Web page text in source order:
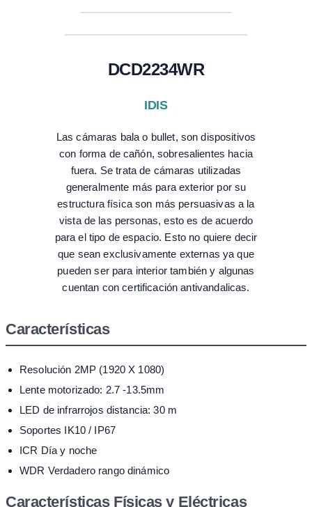
DCD2234WR
IDIS
Las cámaras bala o bullet, son dispositivos
con forma de cañón, sobresalientes hacia
fuera. Se trata de cámaras utilizadas
generalmente más para exterior por su
estructura física son más persuasivas a la
vista de las personas, esto es de acuerdo
para el tipo de espacio. Esto no quiere decir
que sean exclusivamente externas ya que
pueden ser para interior también y algunas
cuentan con certificación antivandalicas.
Características
Resolución 2MP (1920 X 1080)
Lente motorizado: 2.7 -13.5mm
LED de infrarrojos distancia: 30 m
Soportes IK10 / IP67
ICR Día y noche
WDR Verdadero rango dinámico
Características Físicas y Eléctricas